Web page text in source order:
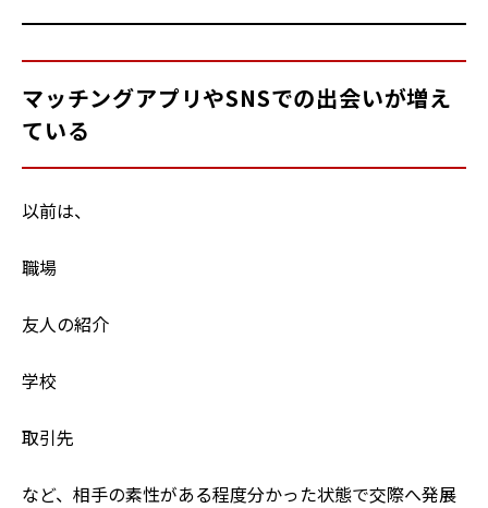
マッチングアプリやSNSでの出会いが増え
ている
以前は、
職場
友人の紹介
学校
取引先
など、相手の素性がある程度分かった状態で交際へ発展